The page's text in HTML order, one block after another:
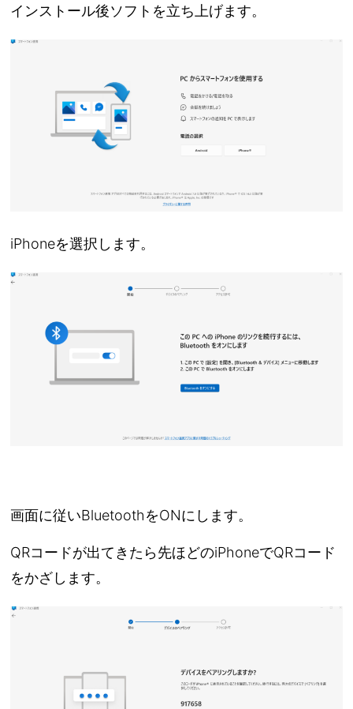
インストール後ソフトを立ち上げます。
iPhoneを選択します。
画面に従いBluetoothをONにします。
QRコードが出てきたら先ほどのiPhoneでQRコード
をかざします。